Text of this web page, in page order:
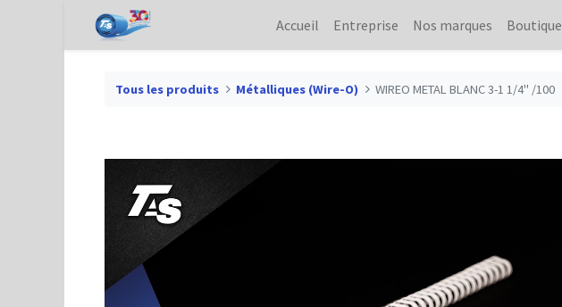
Accueil Entreprise Nos marques Boutique
Tous les produits Métalliques (Wire-O) WIREO METAL BLANC 3-1 1/4" /100